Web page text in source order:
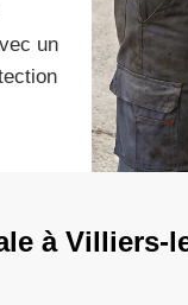
un
à Villiers-